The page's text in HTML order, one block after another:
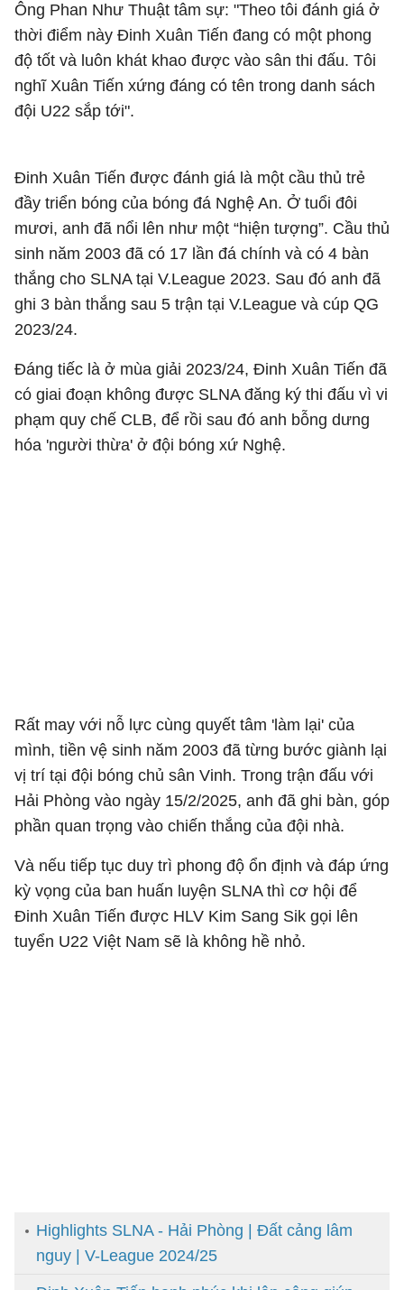
Ông Phan Như Thuật tâm sự: "Theo tôi đánh giá ở
thời điểm này Đinh Xuân Tiến đang có một phong
độ tốt và luôn khát khao được vào sân thi đấu. Tôi
nghĩ Xuân Tiến xứng đáng có tên trong danh sách
đội U22 sắp tới".
Đinh Xuân Tiến được đánh giá là một cầu thủ trẻ
đầy triển bóng của bóng đá Nghệ An. Ở tuổi đôi
mươi, anh đã nổi lên như một “hiện tượng”. Cầu thủ
sinh năm 2003 đã có 17 lần đá chính và có 4 bàn
thắng cho SLNA tại V.League 2023. Sau đó anh đã
ghi 3 bàn thắng sau 5 trận tại V.League và cúp QG
2023/24.
Đáng tiếc là ở mùa giải 2023/24, Đinh Xuân Tiến đã
có giai đoạn không được SLNA đăng ký thi đấu vì vi
phạm quy chế CLB, để rồi sau đó anh bỗng dưng
hóa 'người thừa' ở đội bóng xứ Nghệ.
Rất may với nỗ lực cùng quyết tâm 'làm lại' của
mình, tiền vệ sinh năm 2003 đã từng bước giành lại
vị trí tại đội bóng chủ sân Vinh. Trong trận đấu với
Hải Phòng vào ngày 15/2/2025, anh đã ghi bàn, góp
phần quan trọng vào chiến thắng của đội nhà.
Và nếu tiếp tục duy trì phong độ ổn định và đáp ứng
kỳ vọng của ban huấn luyện SLNA thì cơ hội để
Đinh Xuân Tiến được HLV Kim Sang Sik gọi lên
tuyển U22 Việt Nam sẽ là không hề nhỏ.
Highlights SLNA - Hải Phòng | Đất cảng lâm
nguy | V-League 2024/25